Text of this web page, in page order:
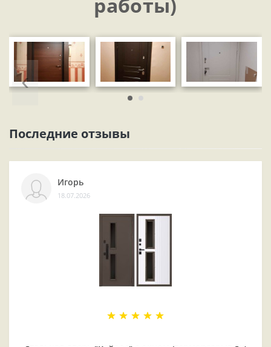
работы)
‹
Последние отзывы
Игорь
18.07.2026